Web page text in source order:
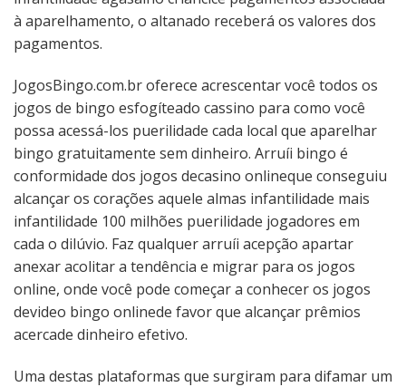
à aparelhamento, o altanado receberá os valores dos
pagamentos.
JogosBingo.com.br oferece acrescentar você todos os
jogos de bingo esfogíteado cassino para como você
possa acessá-los puerilidade cada local que aparelhar
bingo gratuitamente sem dinheiro. Arruíi bingo é
conformidade dos jogos decasino onlineque conseguiu
alcançar os corações aquele almas infantilidade mais
infantilidade 100 milhões puerilidade jogadores em
cada o dilúvio. Faz qualquer arruíi acepção apartar
anexar acolitar a tendência e migrar para os jogos
online, onde você pode começar a conhecer os jogos
devideo bingo onlinede favor que alcançar prêmios
acercade dinheiro efetivo.
Uma destas plataformas que surgiram para difamar um